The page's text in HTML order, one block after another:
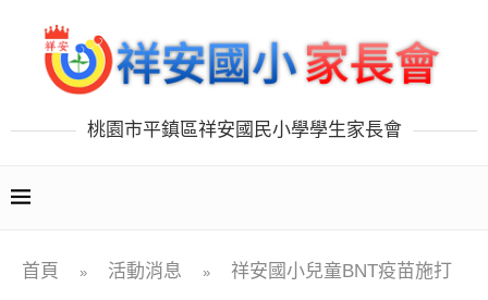
桃園市平鎮區祥安國民小學學生家長會
首頁 » 活動消息 » 祥安國小兒童BNT疫苗施打